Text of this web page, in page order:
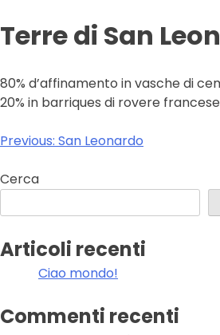
Terre di San
80% d’affinamento in vasche di
20% in barriques di rovere francese
Navigazione
articoli
Previous: San Leonardo
Cerca
Articoli recenti
Ciao mondo!
Commenti recenti